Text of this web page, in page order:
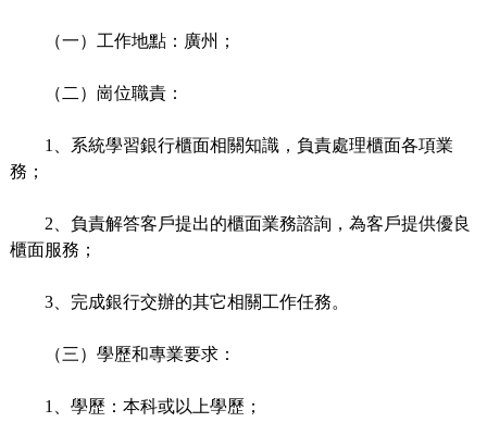
（一）工作地點：廣州；
（二）崗位職責：
1、系統學習銀行櫃面相關知識，負責處理櫃面各項業
務；
2、負責解答客戶提出的櫃面業務諮詢，為客戶提供優良
櫃面服務；
3、完成銀行交辦的其它相關工作任務。
（三）學歷和專業要求：
1、學歷：本科或以上學歷；